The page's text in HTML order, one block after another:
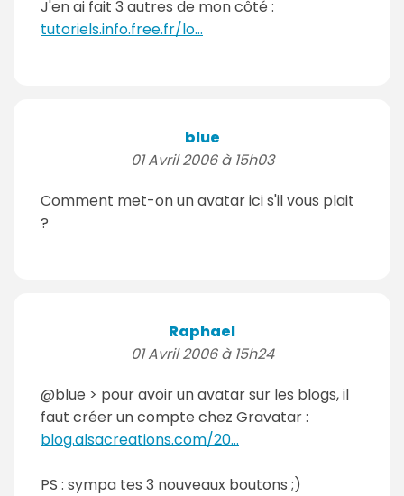
J'en ai fait 3 autres de mon côté :
tutoriels.info.free.fr/lo...
blue
01 Avril 2006 à 15h03
Comment met-on un avatar ici s'il vous plait
?
Raphael
01 Avril 2006 à 15h24
@blue > pour avoir un avatar sur les blogs, il
faut créer un compte chez Gravatar :
blog.alsacreations.com/20...
PS : sympa tes 3 nouveaux boutons ;)